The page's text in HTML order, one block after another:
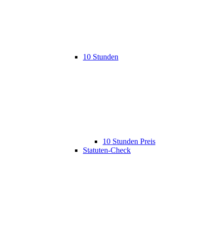
10 Stunden
10 Stunden Preis
Statuten-Check